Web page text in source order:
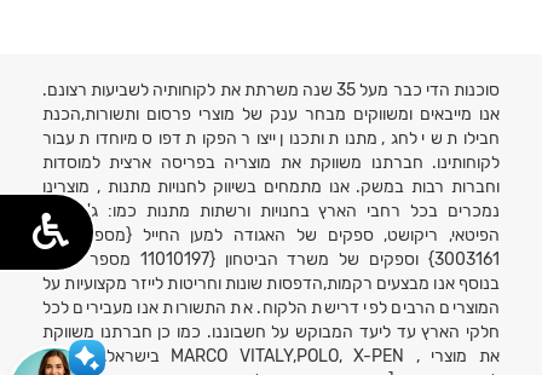
סוכנות הדי כבר מעל 35 שנה משרתת את לקוחותיה לשביעות רצונם.
אנו מייבאים ומשווקים מבחר ענק של מוצרי פרסום ותשורות,הכנת
חבילות שי לחג, מתנות ותכנון ייצור הפקות דפוס מיוחדות עבור
לקוחותינו. חברתנו משווקת את מוצריה בפריסה ארצית למוסדות
וחברות רבות במשק. אנו מתמחים בשיווק לחנויות מתנות , מוצרינו
נמכרים בכל רחבי הארץ בחנויות ורשתות מתנות כמו: ג'נטלמן,
הפיטאי, ריקושט, ספקים של האגודה למען החייל {מספר ספק
3003161} וספקים של משרד הביטחון {11010197 מספר ספק}
בנוסף אנו מבצעים רקמות,הדפסות שונות וחריטות לייזר מקצועיות על
המוצרים הרבים לפי דרישת הלקוח. את התשורות אנו מעבירים לכל
חלקי הארץ עד ליעד המבוקש על חשבוננו. כמו כן חברתנו משווקת
את מוצרי , MARCO VITALY,POLO, X-PEN בישראל. אחריות